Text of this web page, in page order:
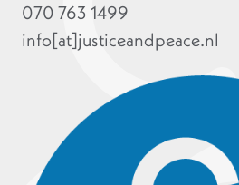
070 763 1499
info[at]justiceandpeace.nl